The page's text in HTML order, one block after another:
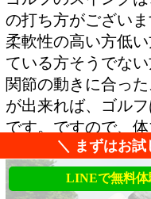
の打ち方がございま
柔軟性の高い方低
ている方そうでな
関節の動きに合っ
が出来れば、ゴル
です。ですので、
遠慮無くチャレン
＼ まずはお試
LINEで無料体